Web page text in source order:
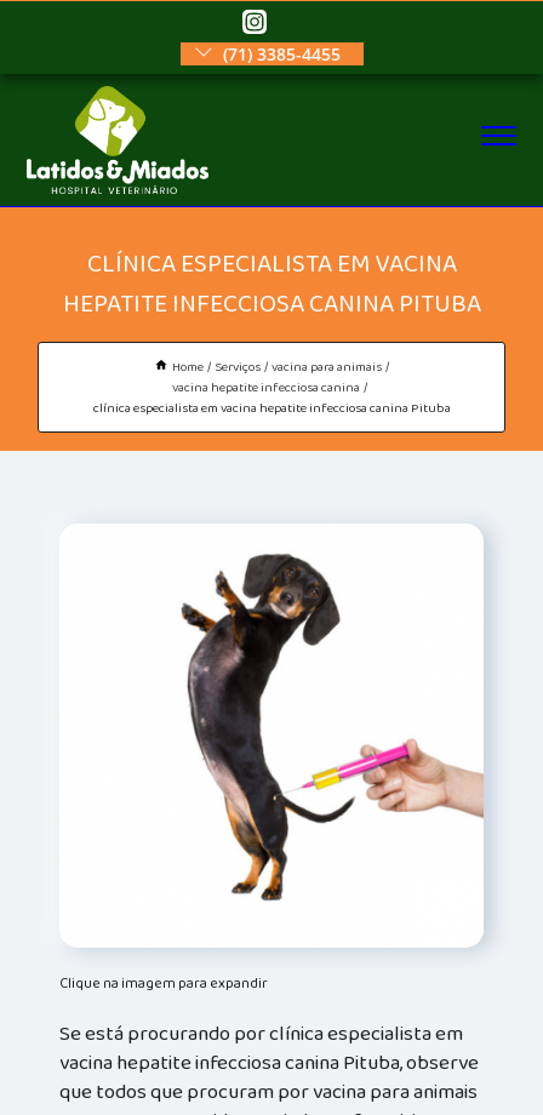
(71) 3385-4455
CLÍNICA ESPECIALISTA EM VACINA
HEPATITE INFECCIOSA CANINA PITUBA
Home Serviços vacina para animais
vacina hepatite infecciosa canina
clínica especialista em vacina hepatite infecciosa canina Pituba
Clique na imagem para expandir
Se está procurando por clínica especialista em
vacina hepatite infecciosa canina Pituba, observe
que todos que procuram por vacina para animais